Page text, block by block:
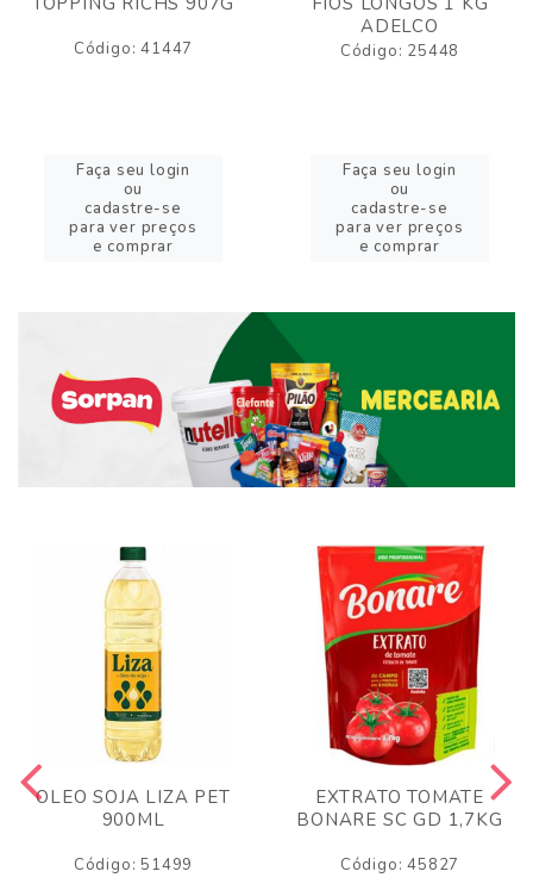
Código: 41447
Faça seu login
ou
cadastre-se
para ver preços
e comprar
ADELCO
Código: 25448
Faça seu login
ou
cadastre-se
para ver preços
e comprar
OLEO SOJA LIZA PET
900ML
Código: 51499
EXTRATO TOMATE
BONARE SC GD 1,7KG
Código: 45827